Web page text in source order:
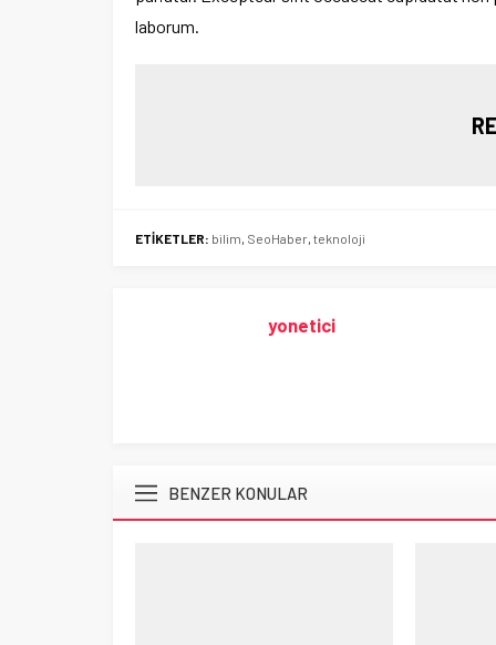
laborum.
ETİKETLER: bilim, SeoHaber, teknoloji
yonetici
BENZER KONULAR